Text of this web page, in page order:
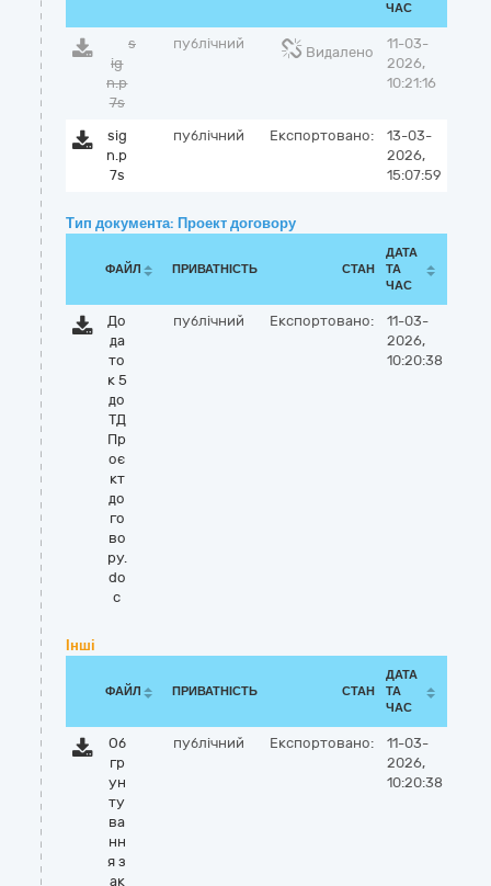
ЧАС
s
ig
n.p
7s
публічний
Видалено
11-03-
2026,
10:21:16
sig
n.p
7s
публічний Експортовано:
13-03-
2026,
15:07:59
Тип документа: Проект договору
ФАЙЛ ПРИВАТНІСТЬ СТАН
ДАТА
ТА
ЧАС
До
да
то
к 5
до
ТД
Пр
оє
кт
до
го
во
ру.
do
c
публічний Експортовано:
11-03-
2026,
10:20:38
Інші
ФАЙЛ ПРИВАТНІСТЬ СТАН
ДАТА
ТА
ЧАС
Об
гр
ун
ту
ва
нн
я з
ак
публічний Експортовано:
11-03-
2026,
10:20:38